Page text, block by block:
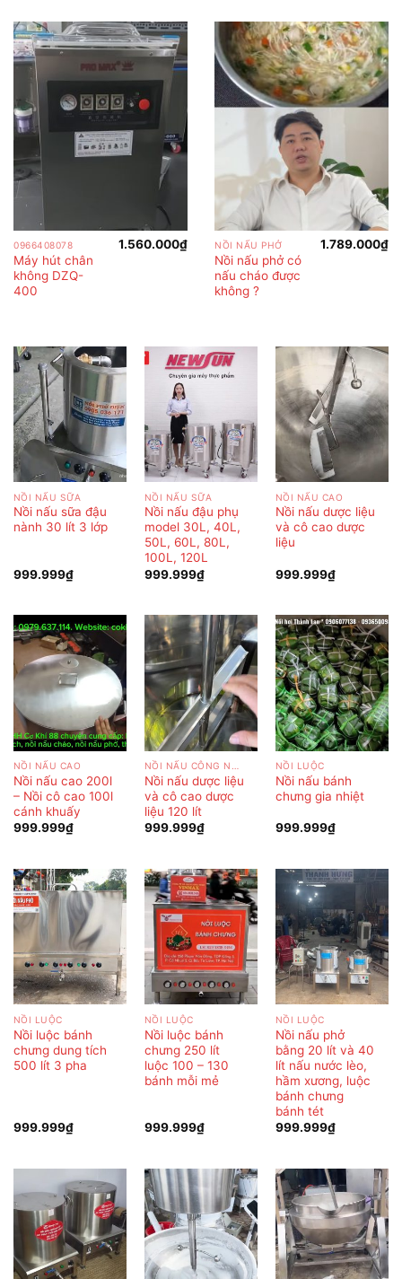
0966408078
Máy hút chân
không DZQ-
400
1.560.000₫ NỒI NẤU PHỞ
Nồi nấu phở có
nấu cháo được
không ?
1.789.000₫
NỒI NẤU SỮA
Nồi nấu sữa đậu
nành 30 lít 3 lớp
999.999₫
NỒI NẤU SỮA
Nồi nấu đậu phụ
model 30L, 40L,
50L, 60L, 80L,
100L, 120L
999.999₫
NỒI NẤU CAO
Nồi nấu dược liệu
và cô cao dược
liệu
999.999₫
NỒI NẤU CAO
Nồi nấu cao 200l
– Nồi cô cao 100l
cánh khuấy
999.999₫
Nồi nấu dược liệu
và cô cao dược
liệu 120 lít
999.999₫
NỒI LUỘC
Nồi nấu bánh
chưng gia nhiệt
999.999₫
NỒI LUỘC
Nồi luộc bánh
chưng dung tích
500 lít 3 pha
999.999₫
NỒI LUỘC
Nồi luộc bánh
chưng 250 lít
luộc 100 – 130
bánh mỗi mẻ
999.999₫
NỒI LUỘC
Nồi nấu phở
bằng 20 lít và 40
lít nấu nước lèo,
hầm xương, luộc
bánh chưng
bánh tét
999.999₫